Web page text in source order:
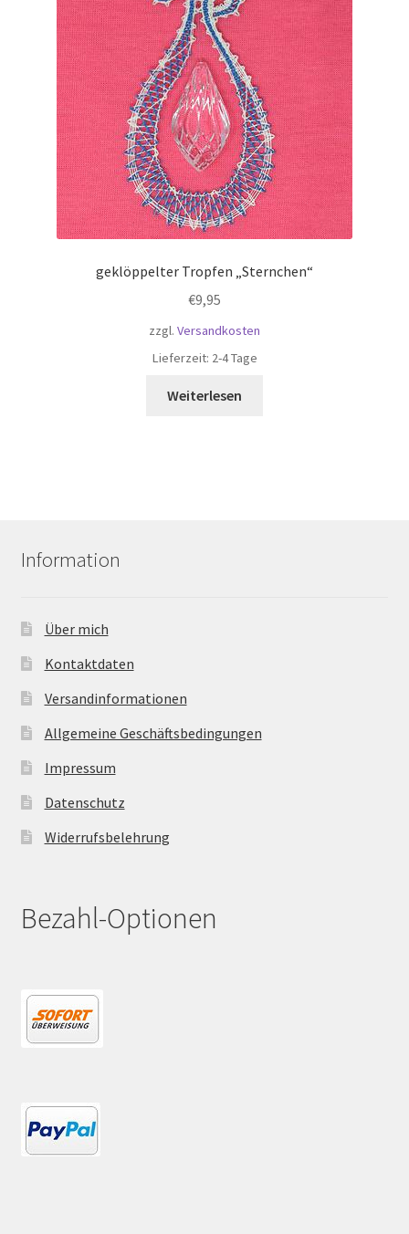
geklöppelter Tropfen „Sternchen“
€9,95
zzgl. Versandkosten
Lieferzeit: 2-4 Tage
Weiterlesen
Information
Über mich
Kontaktdaten
Versandinformationen
Allgemeine Geschäftsbedingungen
Impressum
Datenschutz
Widerrufsbelehrung
Bezahl-Optionen